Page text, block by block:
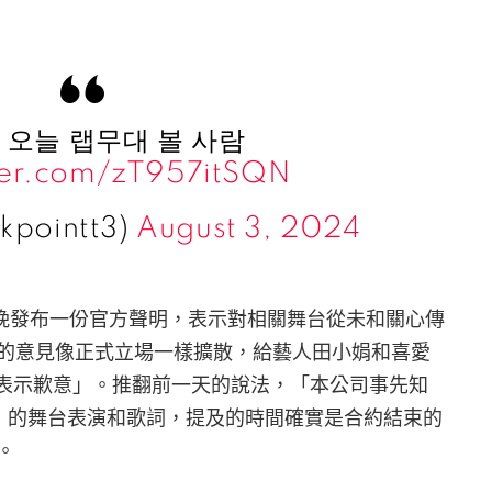
오늘 랩무대 볼 사람
zT957itSQN
August 3, 2024
發布一份官方聲明，表示對相關舞台從未和關心傳
意見像正式立場一樣擴散，給藝人田小娟和喜愛
示歉意」。推翻前一天的說法，「本公司事先知
舞台表演和歌詞，提及的時間確實是合約結束的